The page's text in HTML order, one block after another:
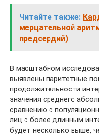
Читайте также:
мерцательной
предсердий)
В масштабном
выявлены паритетные
продолжительности
значения среднего
сравнению с
лиц с более длинным
будет несколько выше,